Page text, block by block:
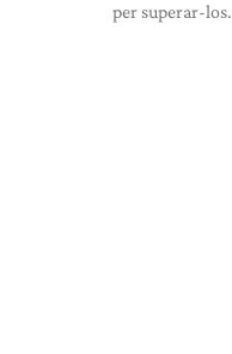
per superar-los.